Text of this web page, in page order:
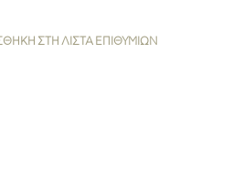
ΣΤΗ ΛΊΣΤΑ ΕΠΙΘΥΜΙΏΝ